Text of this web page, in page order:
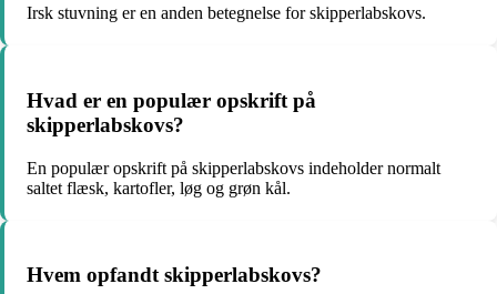
Irsk stuvning er en anden betegnelse for skipperlabskovs.
Hvad er en populær opskrift på
skipperlabskovs?
En populær opskrift på skipperlabskovs indeholder normalt
saltet flæsk, kartofler, løg og grøn kål.
Hvem opfandt skipperlabskovs?